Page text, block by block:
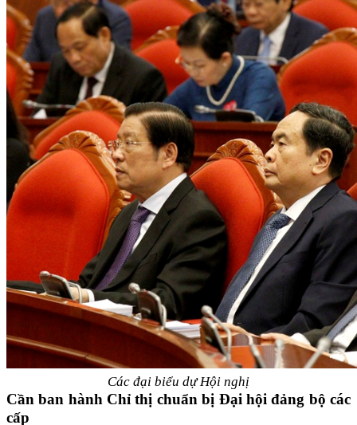
Các đại biểu dự Hội nghị
Cần ban hành Chỉ thị chuẩn bị Đại hội đảng bộ các
cấp